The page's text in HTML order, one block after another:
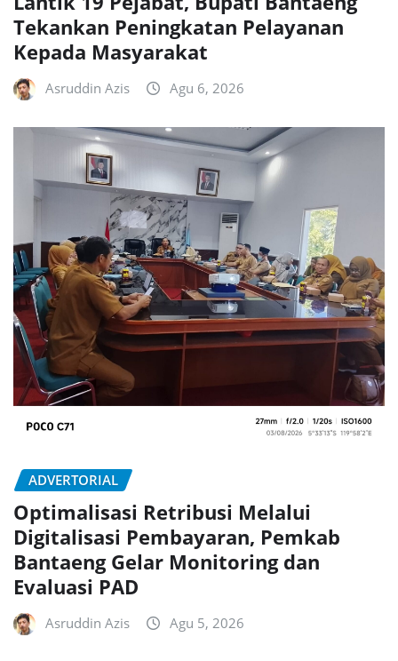
Tekankan Peningkatan Pelayanan
Kepada Masyarakat
Asruddin Azis Agu 6, 2026
ADVERTORIAL
Optimalisasi Retribusi Melalui
Digitalisasi Pembayaran, Pemkab
Bantaeng Gelar Monitoring dan
Evaluasi PAD
Asruddin Azis Agu 5, 2026